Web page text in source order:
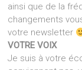
ainsi que de la
changements
votre newsletter
VOTRE VOIX
Je suis à votre